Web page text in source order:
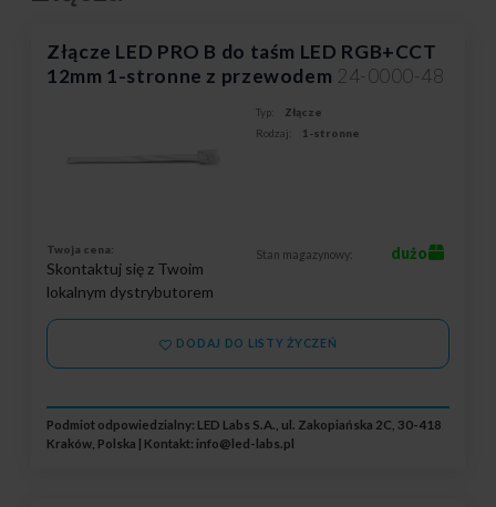
Złącze LED PRO B do taśm LED RGB+CCT
12mm 1-stronne z przewodem 24-0000-48
Typ:
Złącze
Rodzaj:
1-stronne
Twoja cena:
Skontaktuj się z Twoim
lokalnym dystrybutorem
Stan magazynowy: dużo
DODAJ DO LISTY ŻYCZEŃ
Podmiot odpowiedzialny: LED Labs S.A., ul. Zakopiańska 2C, 30-418
Kraków, Polska | Kontakt: info@led-labs.pl